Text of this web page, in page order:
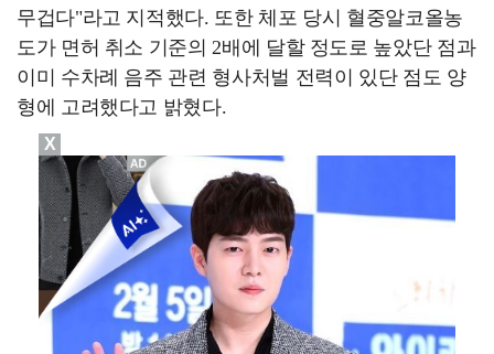
무겁다"라고 지적했다. 또한 체포 당시 혈중알코올농
도가 면허 취소 기준의 2배에 달할 정도로 높았단 점과
이미 수차례 음주 관련 형사처벌 전력이 있단 점도 양
형에 고려했다고 밝혔다.
X